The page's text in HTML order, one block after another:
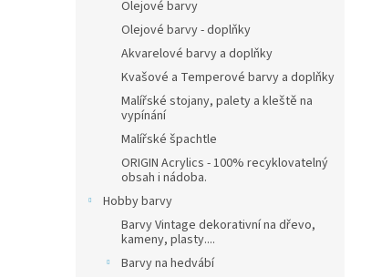
Olejové barvy
Olejové barvy - doplňky
Akvarelové barvy a doplňky
Kvašové a Temperové barvy a doplňky
Malířské stojany, palety a kleště na
vypínání
Malířské špachtle
ORIGIN Acrylics - 100% recyklovatelný
obsah i nádoba.
Hobby barvy
Barvy Vintage dekorativní na dřevo,
kameny, plasty....
Barvy na hedvábí